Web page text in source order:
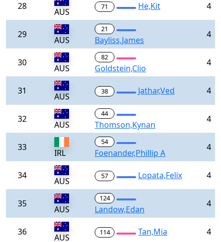
28
AUS 71 He,Kit 4
29
AUS
21
Bayliss,James
4
30
AUS
82
Goldstein,Clio
4
31
AUS 38 Jathar,Ved 4
32
AUS
44
Thomson,Kynan
4
33
IRL
54
Foenander,Phillip A
4
34
AUS 57 Lopata,Felix 4
35
AUS
124
Landow,Edan
4
36
AUS 114 Tan,Mia 4